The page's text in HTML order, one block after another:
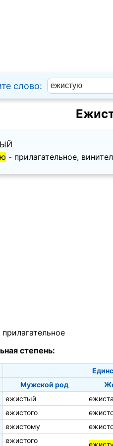
слово:
- прилагательное,
прилагательное
степень:
Мужской род
ежистый
ежистого
ежистому
ежистого